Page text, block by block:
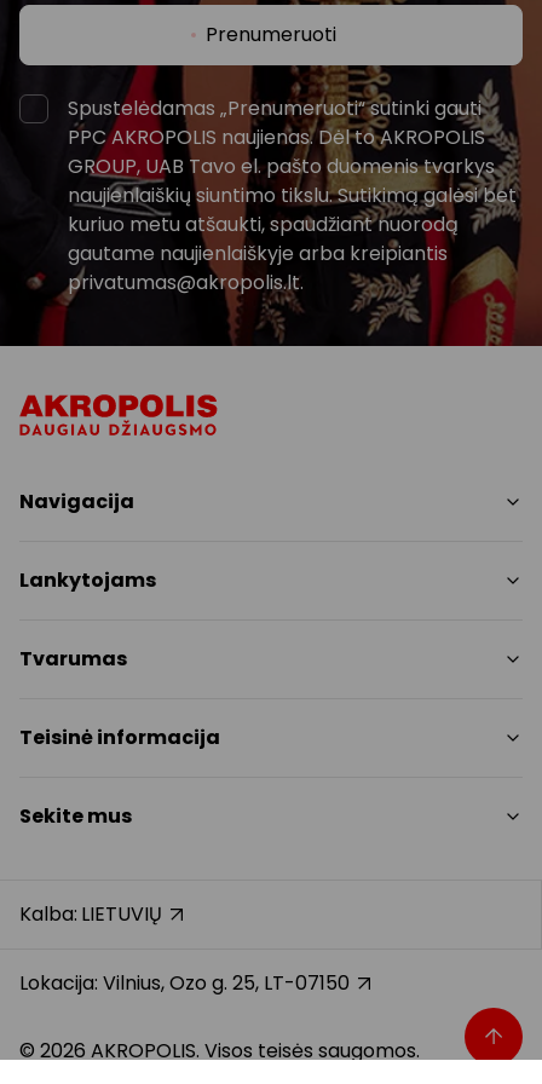
Prenumeruoti
Spustelėdamas „Prenumeruoti“ sutinki gauti
PPC AKROPOLIS naujienas. Dėl to AKROPOLIS
GROUP, UAB Tavo el. pašto duomenis tvarkys
naujienlaiškių siuntimo tikslu. Sutikimą galėsi bet
kuriuo metu atšaukti, spaudžiant nuorodą
gautame naujienlaiškyje arba kreipiantis
privatumas@akropolis.lt.
Navigacija
Paslaugos
Pramogos
Lankytojams
Nemokami patogumai
Kontaktai
Dovanų kortelė
Atsiliepimai
Tvarumas
Tvarumo ataskaita
Teisinė informacija
Slapukų politika
Dovanų kortelės bendrosios taisyklės
Klientų aptarnavimo standartas
Sekite mus
Facebook
TikTok
Kalba: LIETUVIŲ
Lokacija: Vilnius, Ozo g. 25, LT-07150
© 2026 AKROPOLIS. Visos teisės saugomos.